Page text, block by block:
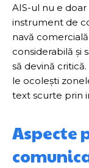
AIS-ul nu e
instrument de
navă
considerabilă și
să devină
le ocolești
text scurte prin
Aspecte